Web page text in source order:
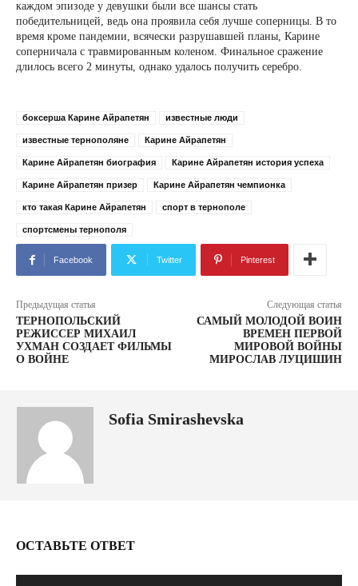
каждом эпизоде ​​у девушки были все шансы стать
победительницей, ведь она проявила себя лучше соперницы. В то
время кроме пандемии, всячески разрушавшей планы, Карине
соперничала с травмированным коленом. Финальное сражение
длилось всего 2 минуты, однако удалось получить серебро.
боксерша Карине Айрапетян известные люди
известные тернополяне Карине Айрапетян
Карине Айрапетян биография Карине Айрапетян история успеха
Карине Айрапетян призер Карине Айрапетян чемпионка
кто такая Карине Айрапетян спорт в тернополе
спортсмены тернополя
Facebook Twitter Pinterest
Предыдущая статья
ТЕРНОПОЛЬСКИЙ
РЕЖИССЕР МИХАИЛ
УХМАН СОЗДАЕТ ФИЛЬМЫ
О ВОЙНЕ
Следующая статья
САМЫЙ МОЛОДОЙ ВОИН
ВРЕМЕН ПЕРВОЙ
МИРОВОЙ ВОЙНЫ
МИРОСЛАВ ЛУЦИШИН
Sofia Smirashevska
ОСТАВЬТЕ ОТВЕТ